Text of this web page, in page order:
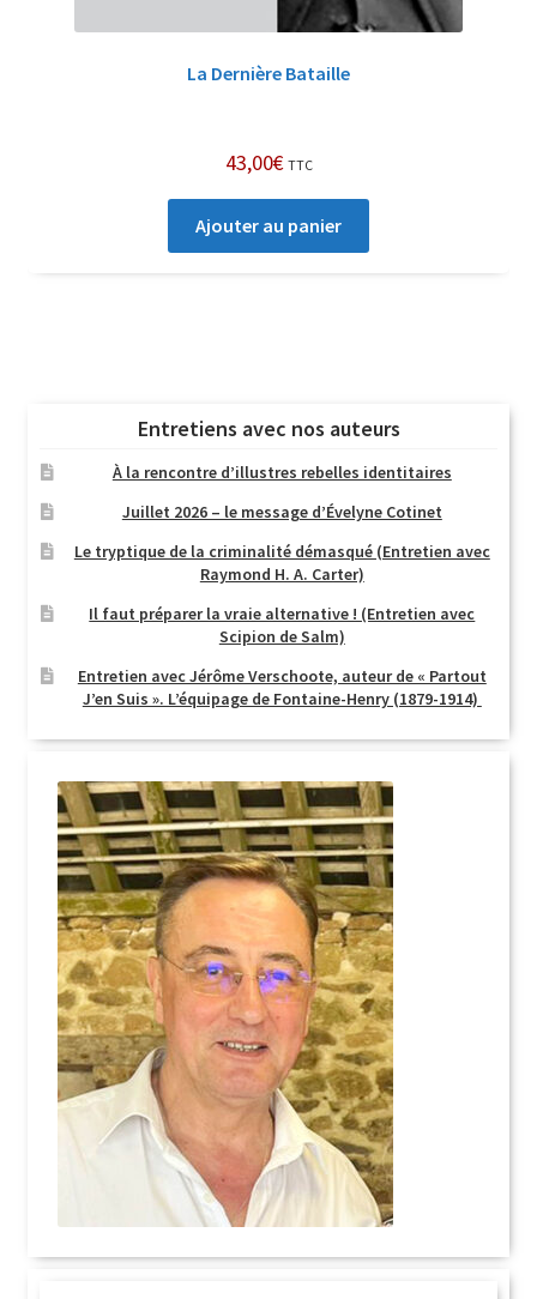
La Dernière Bataille
43,00€ TTC
Ajouter au panier
Entretiens avec nos auteurs
À la rencontre d’illustres rebelles identitaires
Juillet 2026 – le message d’Évelyne Cotinet
Le tryptique de la criminalité démasqué (Entretien avec
Raymond H. A. Carter)
Il faut préparer la vraie alternative ! (Entretien avec
Scipion de Salm)
Entretien avec Jérôme Verschoote, auteur de « Partout
J’en Suis ». L’équipage de Fontaine-Henry (1879-1914)